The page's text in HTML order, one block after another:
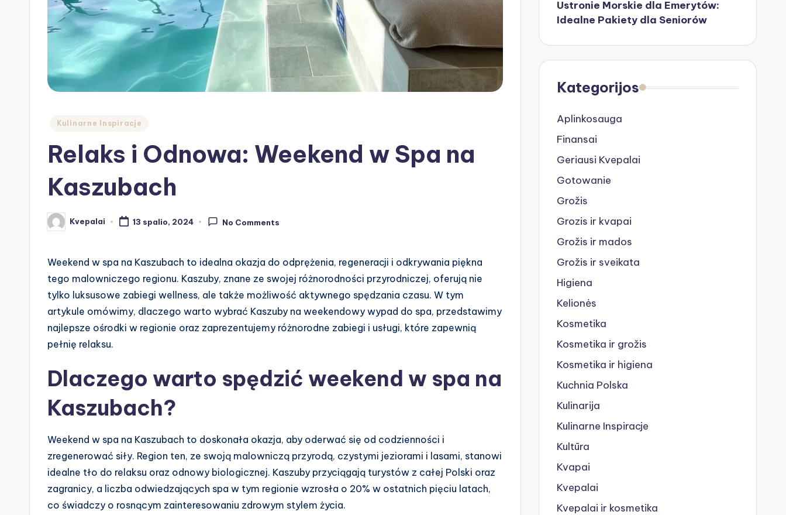
Posted
Kulinarne Inspiracje
Relaks i Odnowa: Weekend w Spa na
Kaszubach
Posted
by
Kvepalai 13 spalio, 2024 No Comments
Weekend w spa na Kaszubach to idealna okazja do odprężenia, regeneracji i odkrywania piękna
tego malowniczego regionu. Kaszuby, znane ze swojej różnorodności przyrodniczej, oferują nie
tylko luksusowe zabiegi wellness, ale także możliwość aktywnego spędzania czasu. W tym
artykule omówimy, dlaczego warto wybrać Kaszuby na weekendowy wypad do spa, przedstawimy
najlepsze ośrodki w regionie oraz zaprezentujemy różnorodne zabiegi i usługi, które zapewnią
pełnię relaksu.
Dlaczego warto spędzić weekend w spa na
Kaszubach?
Weekend w spa na Kaszubach to doskonała okazja, aby oderwać się od codzienności i
zregenerować siły. Region ten, ze swoją malowniczą przyrodą, czystymi jeziorami i lasami, stanowi
idealne tło do relaksu oraz odnowy biologicznej. Kaszuby przyciągają turystów z całej Polski oraz
zagranicy, a liczba odwiedzających spa w tym regionie wzrosła o 20% w ostatnich pięciu latach,
co świadczy o rosnącym zainteresowaniu zdrowym stylem życia.
Ustronie Morskie dla Emerytów:
Idealne Pakiety dla Seniorów
Kategorijos
Aplinkosauga
Finansai
Geriausi Kvepalai
Gotowanie
Grožis
Grozis ir kvapai
Grožis ir mados
Grožis ir sveikata
Higiena
Kelionės
Kosmetika
Kosmetika ir grožis
Kosmetika ir higiena
Kuchnia Polska
Kulinarija
Kulinarne Inspiracje
Kultūra
Kvapai
Kvepalai
Kvepalai ir kosmetika